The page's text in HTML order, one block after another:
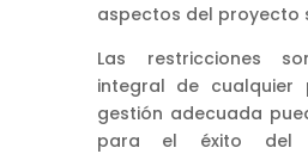
aspectos del proyecto
Las restricciones
integral de cualquier
gestión adecuada
para el éxito del